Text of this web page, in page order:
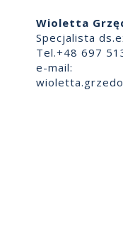
Wioletta
Specjalista
Tel.+48 697
e-mail: